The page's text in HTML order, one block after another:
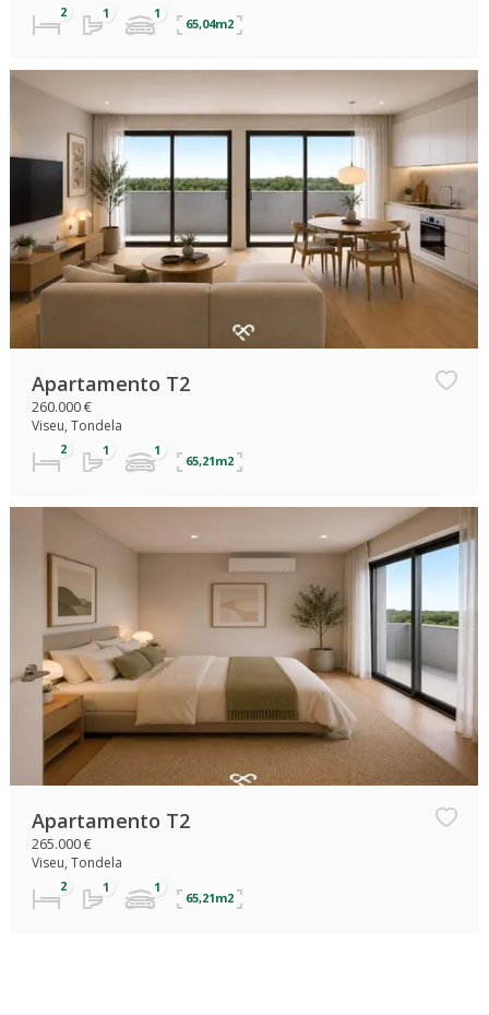
65,04m2
Apartamento T2
260.000 €
Viseu, Tondela
65,21m2
Apartamento T2
265.000 €
Viseu, Tondela
65,21m2